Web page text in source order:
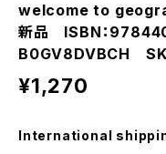
welcome to
新品 ISBN：
B0GV8DVBCH
¥1,270
International